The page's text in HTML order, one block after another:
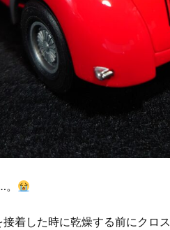
着した時に乾燥する前にクロ